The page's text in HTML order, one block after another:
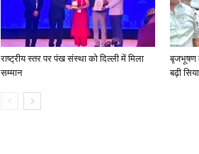
राष्ट्रीय स्तर पर पंख संस्था को दिल्ली में मिला
सम्मान
बृजभूषण
बढ़ी